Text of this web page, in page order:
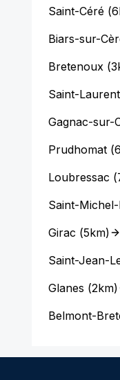
Saint-Céré(
Biars-sur-
Bretenoux(
Saint-
Gagnac-sur-
Prudhomat(
Loubressac (
Saint-
Girac (5km)
Saint-Jean-
Glanes (2km)
Belmont-